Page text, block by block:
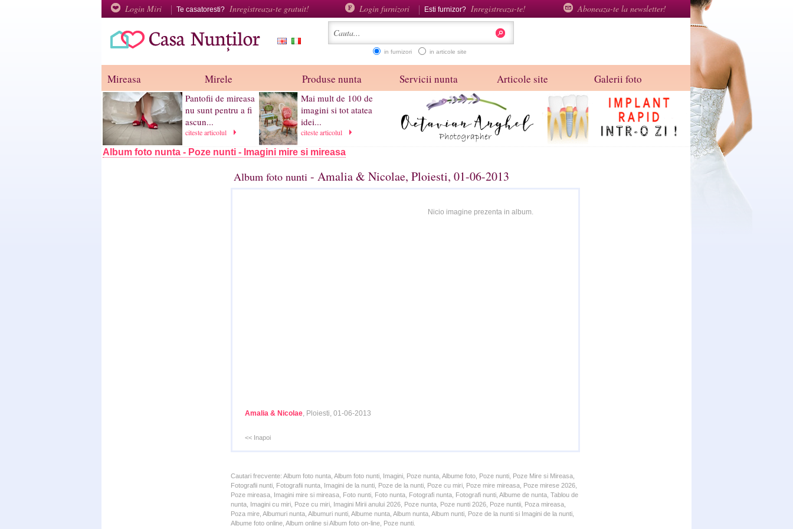
Login Miri Te casatoresti? Inregistreaza-te gratuit! Login furnizori Esti furnizor? Inregistreaza-te! Aboneaza-te la newsletter!
in furnizori in articole site
Mireasa Mirele Produse nunta Servicii nunta Articole site Galerii foto
Pantofii de mireasa
nu sunt pentru a fi
ascun...
citeste articolul
Mai mult de 100 de
imagini si tot atatea
idei...
citeste articolul
Album foto nunta - Poze nunti - Imagini mire si mireasa
Album foto nunti - Amalia & Nicolae, Ploiesti, 01-06-2013
Nicio imagine prezenta in album.
Amalia & Nicolae, Ploiesti, 01-06-2013
<< Inapoi
Cautari frecvente: Album foto nunta, Album foto nunti, Imagini, Poze nunta, Albume foto, Poze nunti, Poze Mire si Mireasa,
Fotografii nunti, Fotografii nunta, Imagini de la nunti, Poze de la nunti, Poze cu miri, Poze mire mireasa, Poze mirese 2026,
Poze mireasa, Imagini mire si mireasa, Foto nunti, Foto nunta, Fotografi nunta, Fotografi nunti, Albume de nunta, Tablou de
nunta, Imagini cu miri, Poze cu miri, Imagini Mirii anului 2026, Poze nunta, Poze nunti 2026, Poze nuntii, Poza mireasa,
Poza mire, Albumuri nunta, Albumuri nunti, Albume nunta, Album nunta, Album nunti, Poze de la nunti si Imagini de la nunti,
Albume foto online, Album online si Album foto on-line, Poze nunti.